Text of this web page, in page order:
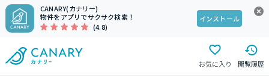
CANARY(カナリー)
物件をアプリでサクサク検索！
(4.8)
インストール
お気に入り 閲覧履歴